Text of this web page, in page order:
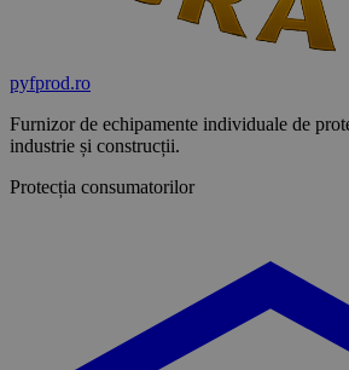
pyfprod.ro
Furnizor de echipamente individuale de
industrie și construcții.
Protecția consumatorilor